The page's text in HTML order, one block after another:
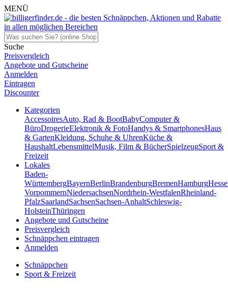
MENÜ
Suche
Preisvergleich
Angebote und Gutscheine
Anmelden
Eintragen
Discounter
Kategorien
AccessoiresAuto, Rad & BootBabyComputer &
BüroDrogerieElektronik & FotoHandys & SmartphonesHaus
& GartenKleidung, Schuhe & UhrenKüche &
HaushaltLebensmittelMusik, Film & BücherSpielzeugSport &
Freizeit
Lokales
Baden-
WürttembergBayernBerlinBrandenburgBremenHamburg
VorpommernNiedersachsenNordrhein-WestfalenRheinland-
PfalzSaarlandSachsenSachsen-AnhaltSchleswig-
HolsteinThüringen
Angebote und Gutscheine
Preisvergleich
Schnäppchen eintragen
Anmelden
Schnäppchen
Sport & Freizeit